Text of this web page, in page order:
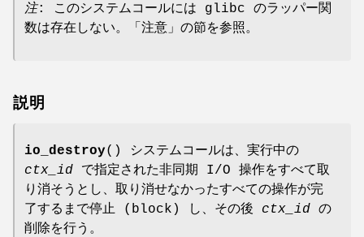
注: このシステムコールには glibc のラッパー関
数は存在しない。「注意」の節を参照。
説明
io_destroy() システムコールは、実行中の
ctx_id で指定された非同期 I/O 操作をすべて取
り消そうとし、取り消せなかったすべての操作が完
了するまで停止 (block) し、その後 ctx_id の
削除を行う。